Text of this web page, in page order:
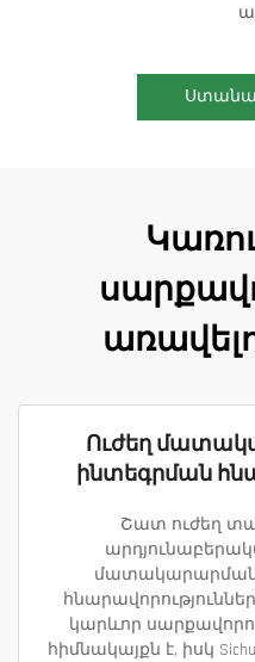
Ուժեղ
ինտեգրման
Շատ ուժեղ
մատակարարման
կարևոր
հիմնակայքն է, իսկ